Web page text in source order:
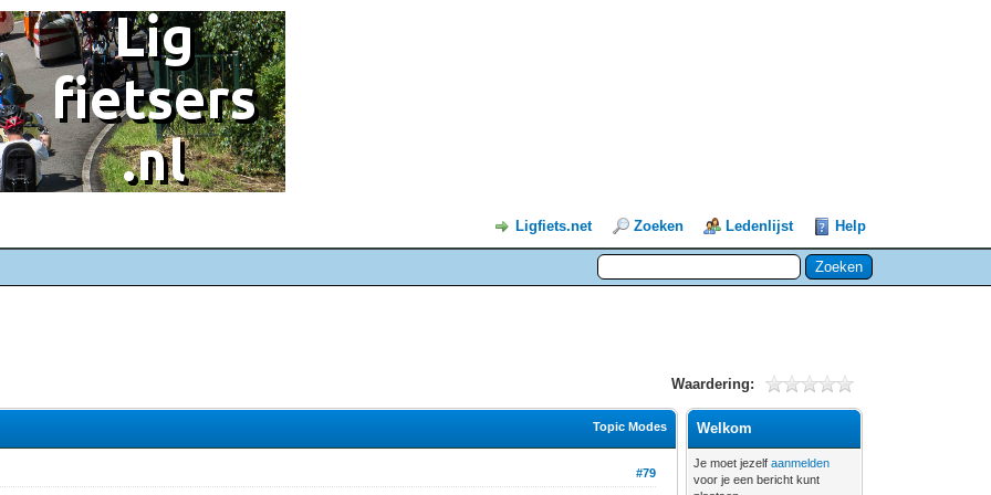
Ligfiets.net Zoeken Ledenlijst Help
Waardering:
Topic Modes
#79
Welkom
Je moet jezelfaanmelden
voor je een bericht kunt